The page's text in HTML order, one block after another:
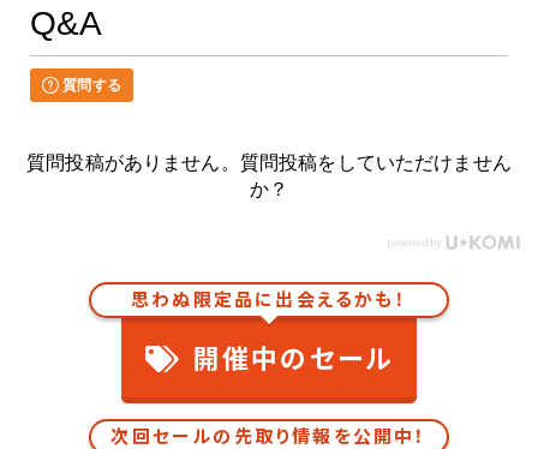
Q&A
質問する
質問投稿がありません。質問投稿をしていただけません
か？
思わぬ限定品に出会えるかも！
開催中のセール
次回セールの先取り情報を公開中！